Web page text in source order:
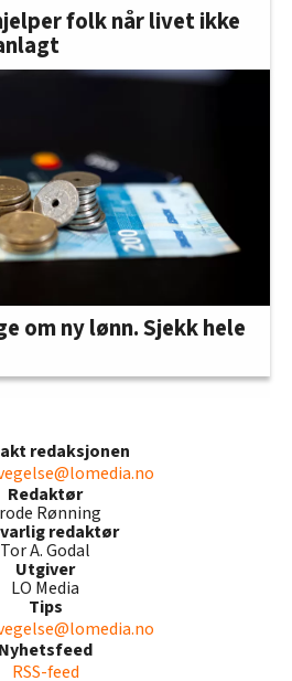
folk når livet ikke
om ny lønn. Sjekk hele
redaksjonen
Redaktør
Rønning
redaktør
Tor A. Godal
Utgiver
LO Media
Tips
Nyhetsfeed
RSS-feed